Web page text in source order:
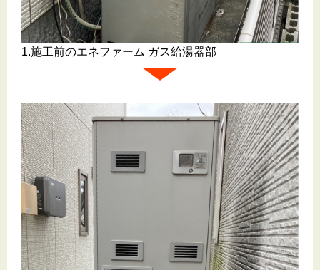
1.施工前のエネファーム ガス給湯器部